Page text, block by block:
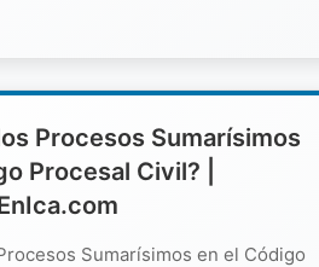
Procesos Sumarísimos
Procesal Civil? |
Sumarísimos en el Código